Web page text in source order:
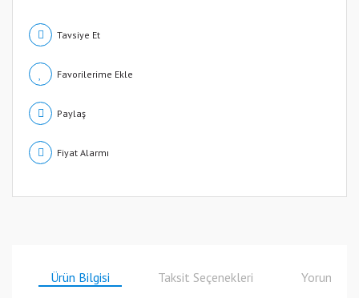
Tavsiye Et
Paylaş
Fiyat Alarmı
Ürün Bilgisi Taksit Seçenekleri Yorumlar